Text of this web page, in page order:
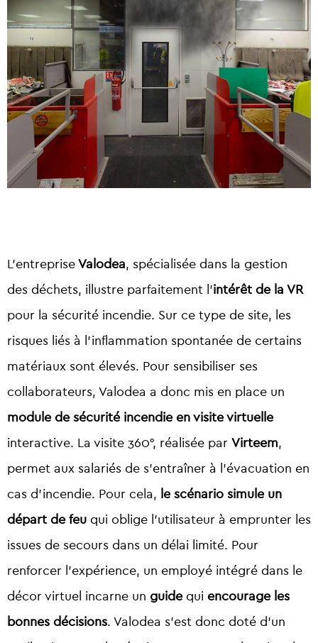
L’entrepriseValodea, spécialisée dans la gestion
des déchets, illustre parfaitement l’intérêt de la VR
pour la sécurité incendie. Sur ce type de site, les
risques liés à l’inflammation spontanée de certains
matériaux sont élevés. Pour sensibiliser ses
collaborateurs, Valodea a donc mis en place un
module de sécurité incendie en visite virtuelle
interactive. La visite 360°, réalisée par Virteem,
permet aux salariés de s’entraîner à l’évacuation en
cas d’incendie. Pour cela, le scénario simule un
départ de feu qui oblige l’utilisateur à emprunter les
issues de secours dans un délai limité. Pour
renforcer l’expérience, un employé intégré dans le
décor virtuel incarne un guide qui encourage les
bonnes décisions. Valodea s’est donc doté d’un